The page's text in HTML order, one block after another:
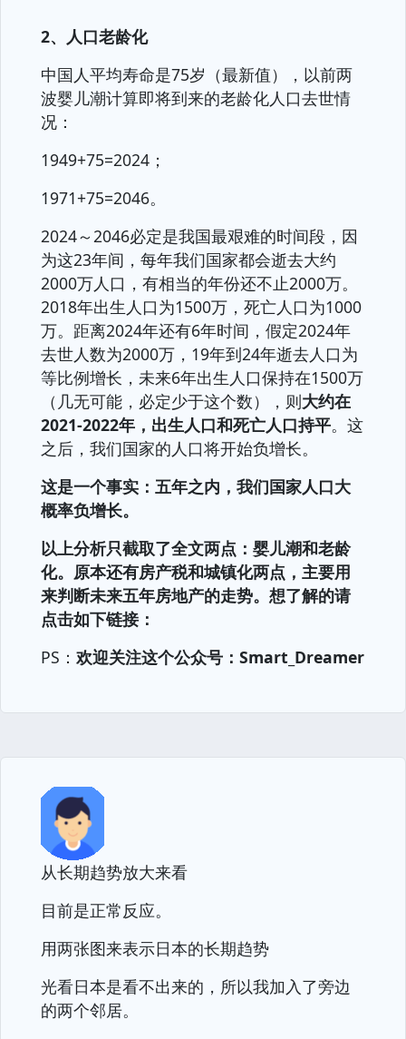
2、人口老龄化
中国人平均寿命是75岁（最新值），以前两
波婴儿潮计算即将到来的老龄化人口去世情
况：
1949+75=2024；
1971+75=2046。
2024～2046必定是我国最艰难的时间段，因
为这23年间，每年我们国家都会逝去大约
2000万人口，有相当的年份还不止2000万。
2018年出生人口为1500万，死亡人口为1000
万。距离2024年还有6年时间，假定2024年
去世人数为2000万，19年到24年逝去人口为
等比例增长，未来6年出生人口保持在1500万
（几无可能，必定少于这个数），则大约在
2021-2022年，出生人口和死亡人口持平。这
之后，我们国家的人口将开始负增长。
这是一个事实：五年之内，我们国家人口大
概率负增长。
以上分析只截取了全文两点：婴儿潮和老龄
化。原本还有房产税和城镇化两点，主要用
来判断未来五年房地产的走势。想了解的请
点击如下链接：
PS： 欢迎关注这个公众号：Smart_Dreamer
从长期趋势放大来看
目前是正常反应。
用两张图来表示日本的长期趋势
光看日本是看不出来的，所以我加入了旁边
的两个邻居。